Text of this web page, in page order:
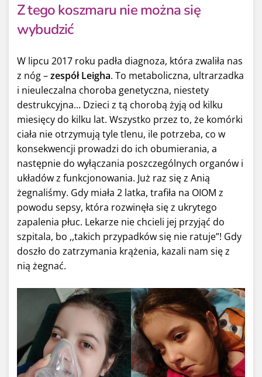
Z tego koszmaru nie można się
wybudzić
W lipcu 2017 roku padła diagnoza, która zwaliła nas
z nóg –zespół Leigha. To metaboliczna, ultrarzadka
i nieuleczalna choroba genetyczna, niestety
destrukcyjna... Dzieci z tą chorobą żyją od kilku
miesięcy do kilku lat. Wszystko przez to, że komórki
ciała nie otrzymują tyle tlenu, ile potrzeba, co w
konsekwencji prowadzi do ich obumierania, a
następnie do wyłączania poszczególnych organów i
układów z funkcjonowania. Już raz się z Anią
żegnaliśmy. Gdy miała 2 latka, trafiła na OIOM z
powodu sepsy, która rozwinęła się z ukrytego
zapalenia płuc. Lekarze nie chcieli jej przyjąć do
szpitala, bo ,,takich przypadków się nie ratuje”! Gdy
doszło do zatrzymania krążenia, kazali nam się z
nią żegnać.